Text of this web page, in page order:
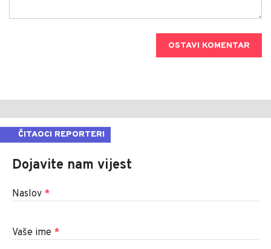
OSTAVI KOMENTAR
ČITAOCI REPORTERI
Dojavite nam vijest
Naslov *
Vaše ime *